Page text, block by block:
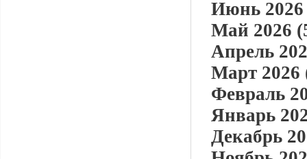
Июнь 2026
Май 2026
Апрель
Март 2026
Февраль
Январь
Декабрь